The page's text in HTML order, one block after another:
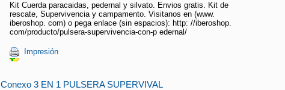
Kit Cuerda paracaidas, pedernal y silvato. Envios gratis. Kit de
rescate, Supervivencia y campamento. Visitanos en (www.
iberoshop. com) o pega enlace (sin espacios): http: //iberoshop.
com/producto/pulsera-supervivencia-con-p edernal/
Impresión
Conexo 3 EN 1 PULSERA SUPERVIVAL